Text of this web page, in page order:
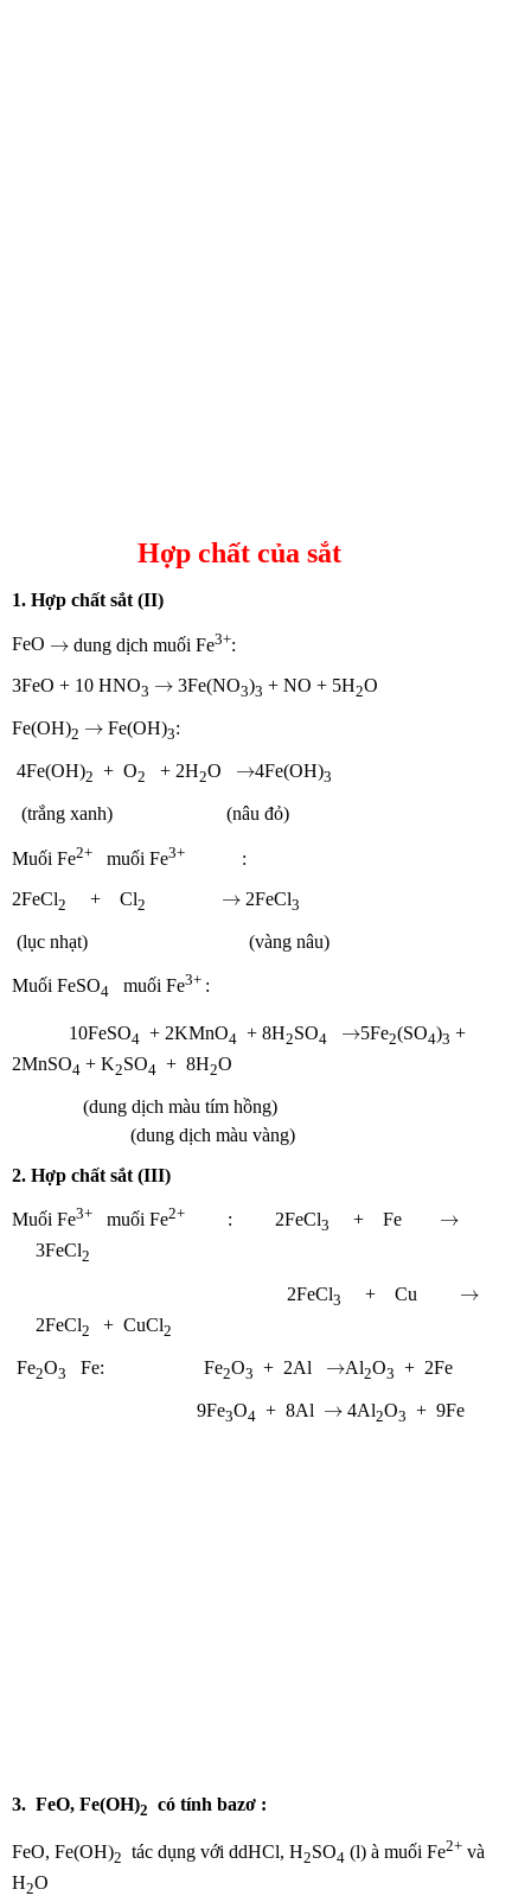
Hợp chất của sắt
1. Hợp chất sắt (II)
FeO →
→ dung dịch muối Fe3+:
3FeO + 10 HNO3 →
→ 3Fe(NO3)3 + NO + 5H2O
Fe(OH)2 →
→ Fe(OH)3:
4Fe(OH)2 + O2 + 2H2O →
→4Fe(OH)3
(trắng xanh) (nâu đỏ)
Muối Fe2+ muối Fe3+ :
2FeCl2 + Cl2 →
→ 2FeCl3
(lục nhạt) (vàng nâu)
Muối FeSO4 muối Fe3+ :
10FeSO4 + 2KMnO4 + 8H2SO4 →
→5Fe2(SO4)3 +
2MnSO4 + K2SO4 + 8H2O
(dung dịch màu tím hồng)
(dung dịch màu vàng)
2. Hợp chất sắt (III)
Muối Fe3+ muối Fe2+ : 2FeCl3 + Fe →
→
3FeCl2
2FeCl3 + Cu →
→
2FeCl2 + CuCl2
Fe2O3 Fe: Fe2O3 + 2Al →
→Al2O3 + 2Fe
9Fe3O4 + 8Al →
→ 4Al2O3 + 9Fe
3. FeO, Fe(OH)2 có tính bazơ :
FeO, Fe(OH)2 tác dụng với ddHCl, H2SO4 (l) à muối Fe2+ và
H2O